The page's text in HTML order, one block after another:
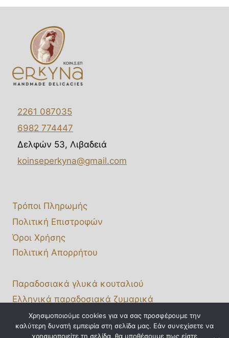
2261 087035
6982 774447
Δελφών 53, Λιβαδειά
koinseperkyna@gmail.com
Τρόποι Πληρωμής
Πολιτική Επιστροφών
Όροι Χρήσης
Πολιτική Απορρήτου
Παραδοσιακά γλυκά κουταλιού
Ελληνικά παραδοσιακά ζυμαρικά
Χονδρική πώληση
Affiliate Portal
Χρησιμοποιούμε cookies για να σας προσφέρουμε την
καλύτερη δυνατή εμπειρία στη σελίδα μας. Εάν συνεχίσετε να
χρησιμοποιείτε τη σελίδα, θα υποθέσουμε πως είστε